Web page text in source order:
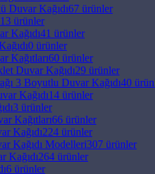
Duvar Kağıdı67 ürünler
ürünler
Kağıdı41 ürünler
0 ürünler
Kağıtları60 ürünler
Duvar Kağıdı29 ürünler
3 Boyutlu Duvar Kağıdı40
Kağıdı14 ürünler
3 ürünler
Kağıtları66 ürünler
Kağıdı224 ürünler
Kağıdı Modelleri307 ürünler
Kağıdı264 ürünler
6 ürünler